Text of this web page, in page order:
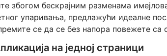
збогом бескрајним разменама
упаривања, предлажући идеалне
се да се без напора повежете са
на једној страници